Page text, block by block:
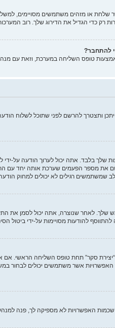
או מזהים משתמשים מסויימים, למשל
כדי הגדיל את הדירוג שלך. רוב
להתחבר?
טופס השליחה במערכת, וזאת עם
ותצטרך להרשם לפני שתוכל לשלוח
שלך בלבד. אתה יכול לערוך הודעה
מספר הפעמים שערכת אותה יחד עם
שמשתמשים רגילים לא יכולים למחוק
שלך. לאחר שנוצרה, אתה יכול לסמן את
להודעות מסויימות על-ידי ביטול
סקר” תחת טופס השליחה הראשי.
האפשרויות לא מספיקה לך, פנה